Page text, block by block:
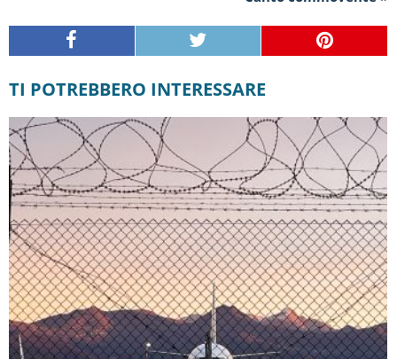
TI POTREBBERO INTERESSARE